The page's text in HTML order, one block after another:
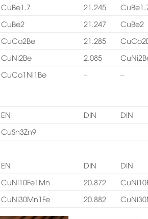
CuBe1.7 21.245
CuBe2 21.247
CuBe2
CuCo2Be 21.285
CuNi2Be 2.085
CuCo1Ni1Be – –
EN DIN
DIN
CuSn3Zn9 –
–
EN DIN
DIN
CuNi10Fe1Mn 20.872
CuNi30Mn1Fe 20.882